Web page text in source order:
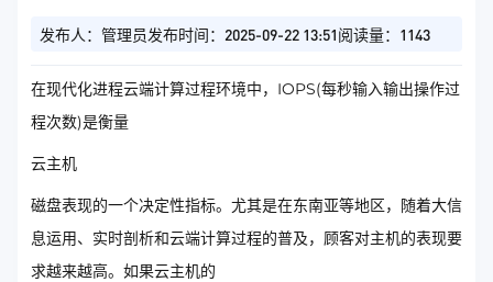
发布人：管理员发布时间：2025-09-22 13:51阅读量：1143
在现代化进程云端计算过程环境中，IOPS(每秒输入输出操作过
程次数)是衡量
云主机
磁盘表现的一个决定性指标。尤其是在东南亚等地区，随着大信
息运用、实时剖析和云端计算过程的普及，顾客对主机的表现要
求越来越高。如果云主机的